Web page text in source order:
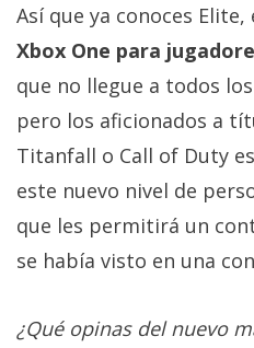
Así que ya conoces Elite,
Xbox One para
que no llegue a todos
pero los aficionados a
Titanfall o Call of Duty
este nuevo nivel de
que les permitirá un
se había visto en una
¿Qué opinas del nuevo